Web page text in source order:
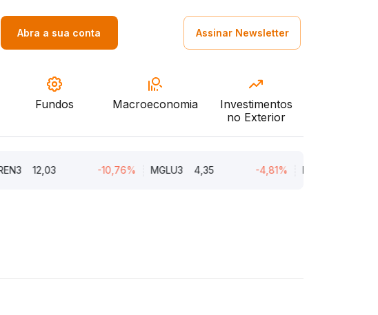
Abra a sua conta Assinar Newsletter
Fundos Macroeconomia
Investimentos
no Exterior
12,03 -10,76% MGLU3 4,35 -4,81% ENGI11